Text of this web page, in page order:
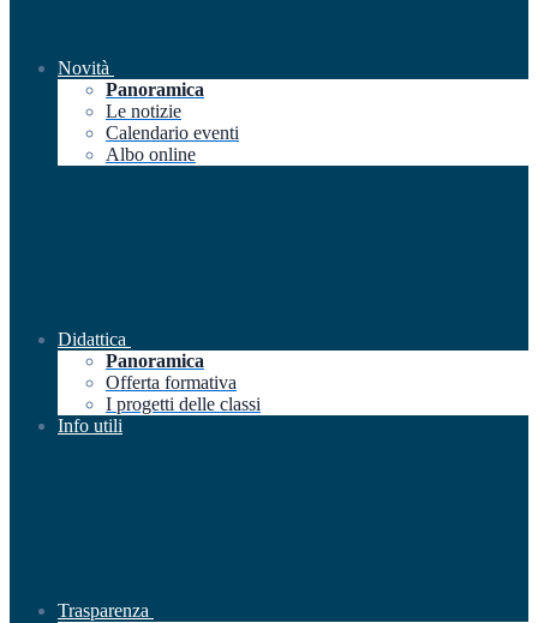
Novità
Panoramica
Le notizie
Calendario eventi
Albo online
Didattica
Panoramica
Offerta formativa
I progetti delle classi
Info utili
Trasparenza